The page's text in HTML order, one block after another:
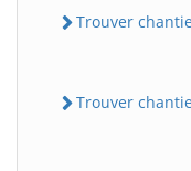
Trouver
Trouver